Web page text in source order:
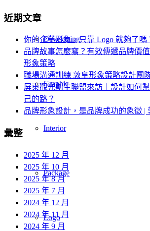
Developing
Graphic
Interior
Package
Logo
近期文章
你的企業形象，只靠 Logo 就夠了
品牌故事怎麼寫？有效傳遞品牌價
形象策略
職場溝通訓練 敦阜形象策略設計團
屏東觀光創生聯盟來訪｜設計如何
己的路？
品牌形象設計，是品牌成功的象徵 |
彙整
2025 年 12 月
2025 年 10 月
2025 年 8 月
2025 年 7 月
2024 年 12 月
2024 年 11 月
2024 年 9 月